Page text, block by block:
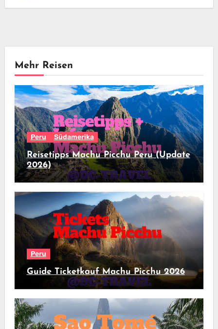
Mehr Reisen
Peru Südamerika
Reisetipps Machu Picchu Peru (Update
2026)
Peru
Guide Ticketkauf Machu Picchu 2026